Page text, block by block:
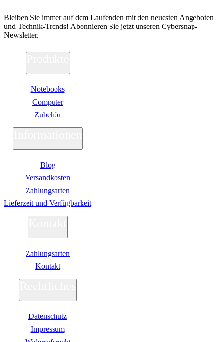
Notebooks
Computer
Zubehör
Blog
Versandkosten
Zahlungsarten
Lieferzeit und Verfügbarkeit
Zahlungsarten
Kontakt
Datenschutz
Impressum
Bleiben Sie immer auf dem Laufenden mit den neuesten Angeboten
und Technik-Trends! Abonnieren Sie jetzt unseren Cybersnap-
Newsletter.